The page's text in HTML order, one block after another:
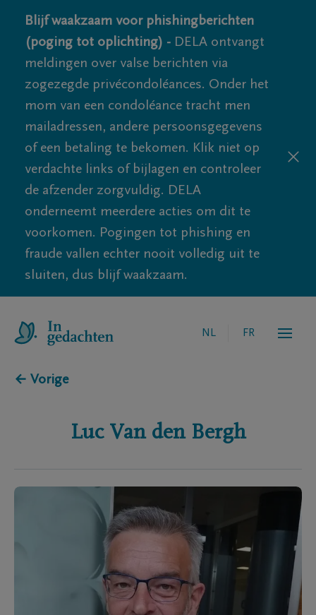
Blijf waakzaam voor phishingberichten
(poging tot oplichting) - DELA ontvangt
meldingen over valse berichten via
zogezegde privécondoléances. Onder het
mom van een condoléance tracht men
mailadressen, andere persoonsgegevens
of een betaling te bekomen. Klik niet op
verdachte links of bijlagen en controleer
de afzender zorgvuldig. DELA
onderneemt meerdere acties om dit te
voorkomen. Pogingen tot phishing en
fraude vallen echter nooit volledig uit te
sluiten, dus blijf waakzaam.
NL FR
← Vorige
Luc Van den Bergh